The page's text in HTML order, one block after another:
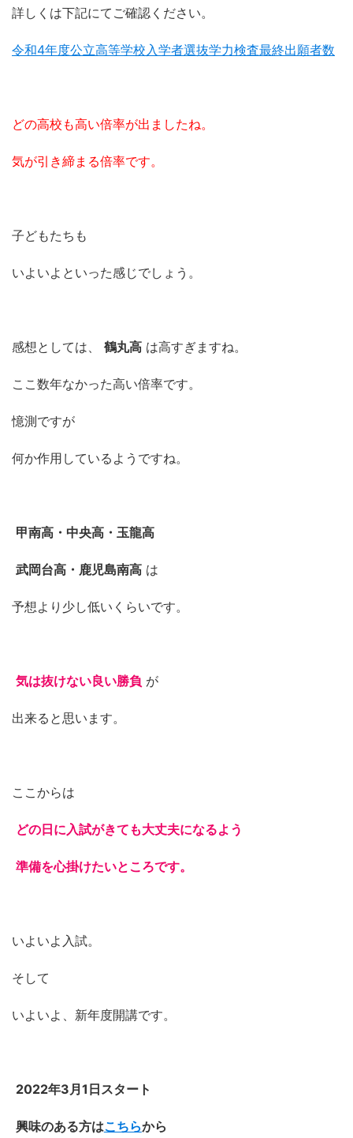
詳しくは下記にてご確認ください。
令和4年度公立高等学校入学者選抜学力検査最終出願者数
どの高校も高い倍率が出ましたね。
気が引き締まる倍率です。
子どもたちも
いよいよといった感じでしょう。
感想としては、 鶴丸高 は高すぎますね。
ここ数年なかった高い倍率です。
憶測ですが
何か作用しているようですね。
甲南高・中央高・玉龍高
武岡台高・鹿児島南高 は
予想より少し低いくらいです。
気は抜けない良い勝負 が
出来ると思います。
ここからは
どの日に入試がきても大丈夫になるよう
準備を心掛けたいところです。
いよいよ入試。
そして
いよいよ、新年度開講です。
2022年3月1日スタート
興味のある方はこちらから